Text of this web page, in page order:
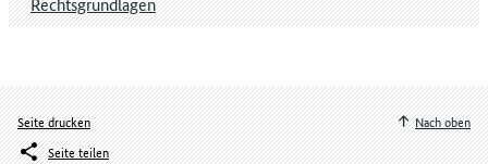
Seite drucken
Seite teilen
Nach oben